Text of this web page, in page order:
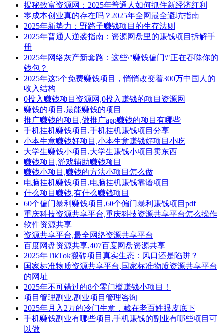
揭秘致富资源网：2025年普通人如何抓住新经济红利
零成本创业真的存在吗？2025年全网最全避坑指南
2025年新势力：野路子赚钱项目的生存法则
2025年普通人逆袭指南：资源网盘里的赚钱项目拆解手
册
2025年网络灰产新套路：这些\"赚钱偏门\"正在吞噬你的
钱包？
2025年这5个免费赚钱项目，悄悄改变着300万中国人的
收入结构
0投入赚钱项目资源网,0投入赚钱的项目资源网
赚钱的项目,最能赚钱的项目
推广赚钱的项目,做推广app赚钱的项目有哪些
手机挂机赚钱项目,手机挂机赚钱项目分享
小本生意赚钱好项目,小本生意赚钱好项目小吃
大学生赚钱小项目,大学生赚钱小项目卖东西
赚钱项目,游戏辅助赚钱项目
赚钱小项目,赚钱的方法小项目怎么做
电脑挂机赚钱项目,电脑挂机赚钱靠谱项目
什么项目赚钱,有什么赚钱项目
60个偏门暴利赚钱项目,60个偏门暴利赚钱项目pdf
重庆科技资源共享平台,重庆科技资源共享平台怎么操作
软件资源共享
资源共享平台,最全网络资源共享平台
百度网盘资源共享,407百度网盘资源共享
2025年TikTok搬砖项目真实生态：风口还是陷阱？
国家标准物质资源共享平台,国家标准物质资源共享平台
的网址
2025年不可错过的8个零门槛赚钱小项目！
项目管理副业,副业项目管理咨询
2025年月入2万的冷门生意，藏在老百姓眼皮底下
手机赚钱副业有哪些项目,手机赚钱的副业有哪些项目可
以做